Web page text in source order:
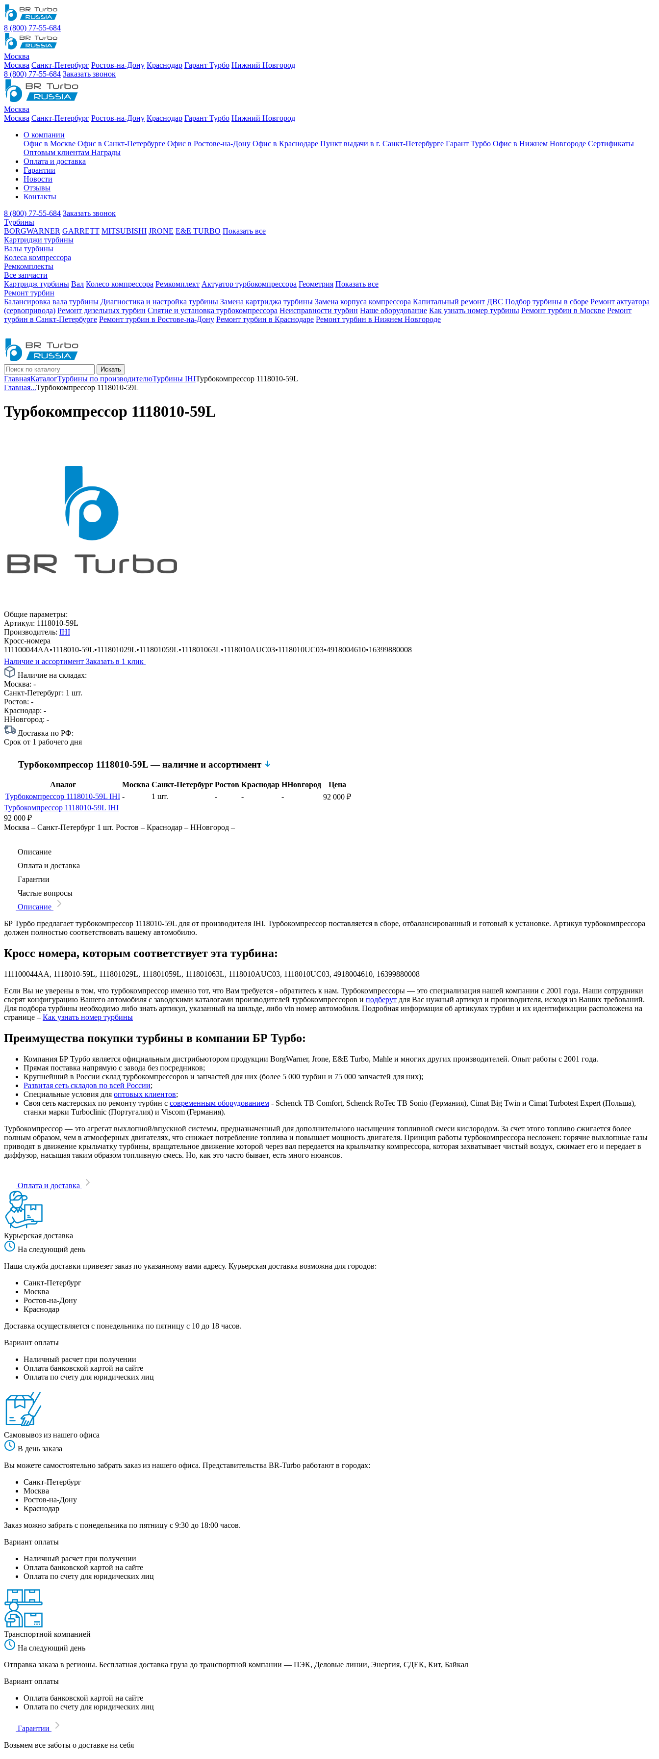
8 (800) 77-55-684
Москва
Москва Санкт-Петербург Ростов-на-Дону Краснодар Гарант Турбо Нижний Новгород
8 (800) 77-55-684 Заказать звонок
Москва
Москва Санкт-Петербург Ростов-на-Дону Краснодар Гарант Турбо Нижний Новгород
О компании
Офис в Москве Офис в Санкт-Петербурге Офис в Ростове-на-Дону Офис в Краснодаре Пункт выдачи в г. Санкт-Петербурге Гарант Турбо Офис в Нижнем Новгороде Сертификаты
Оптовым клиентам Награды
Оплата и доставка
Гарантии
Новости
Отзывы
Контакты
8 (800) 77-55-684 Заказать звонок
Турбины
BORGWARNER GARRETT MITSUBISHI JRONE E&E TURBO Показать все
Картриджи турбины
Валы турбины
Колеса компрессора
Ремкомплекты
Все запчасти
Картридж турбины Вал Колесо компрессора Ремкомплект Актуатор турбокомпрессора Геометрия Показать все
Ремонт турбин
Балансировка вала турбины Диагностика и настройка турбины Замена картриджа турбины Замена корпуса компрессора Капитальный ремонт ДВС Подбор турбины в сборе Ремонт актуатора
(сервопривода) Ремонт дизельных турбин Снятие и установка турбокомпрессора Неисправности турбин Наше оборудование Как узнать номер турбины Ремонт турбин в Москве Ремонт
турбин в Санкт-Петербурге Ремонт турбин в Ростове-на-Дону Ремонт турбин в Краснодаре Ремонт турбин в Нижнем Новгороде
Искать
ГлавнаяКаталогТурбины по производителюТурбины IHIТурбокомпрессор 1118010-59L
Главная...Турбокомпрессор 1118010-59L
Турбокомпрессор 1118010-59L
Общие параметры:
Артикул: 1118010-59L
Производитель: IHI
Кросс-номера
111100044AA•1118010-59L•111801029L•111801059L•111801063L•1118010AUC03•1118010UC03•4918004610•16399880008
Наличие и ассортимент Заказать в 1 клик
Наличие на складах:
Москва: -
Санкт-Петербург: 1 шт.
Ростов: -
Краснодар: -
ННовгород: -
Доставка по РФ:
Срок от 1 рабочего дня
Турбокомпрессор 1118010-59L — наличие и ассортимент
Аналог Москва Санкт-Петербург Ростов Краснодар ННовгород
Цена
Турбокомпрессор 1118010-59L IHI - 1 шт. - - - 92 000 ₽
Турбокомпрессор 1118010-59L IHI
92 000 ₽
Москва – Санкт-Петербург 1 шт. Ростов – Краснодар – ННовгород –
Описание
Оплата и доставка
Гарантии
Частые вопросы
Описание
БР Турбо предлагает турбокомпрессор 1118010-59L для от производителя IHI. Турбокомпрессор поставляется в сборе, отбалансированный и готовый к установке. Артикул турбокомпрессора
должен полностью соответствовать вашему автомобилю.
Кросс номера, которым соответствует эта турбина:
111100044AA, 1118010-59L, 111801029L, 111801059L, 111801063L, 1118010AUC03, 1118010UC03, 4918004610, 16399880008
Если Вы не уверены в том, что турбокомпрессор именно тот, что Вам требуется - обратитесь к нам. Турбокомпрессоры — это специализация нашей компании с 2001 года. Наши сотрудники
сверят конфигурацию Вашего автомобиля с заводскими каталогами производителей турбокомпрессоров и подберут для Вас нужный артикул и производителя, исходя из Ваших требований.
Для подбора турбины необходимо либо знать артикул, указанный на шильде, либо vin номер автомобиля. Подробная информация об артикулах турбин и их идентификации расположена на
странице – Как узнать номер турбины
Преимущества покупки турбины в компании БР Турбо:
Компания БР Турбо является официальным дистрибьютором продукции BorgWarner, Jrone, E&E Turbo, Mahle и многих других производителей. Опыт работы с 2001 года.
Прямая поставка напрямую с завода без посредников;
Крупнейший в России склад турбокомпрессоров и запчастей для них (более 5 000 турбин и 75 000 запчастей для них);
Развитая сеть складов по всей России;
Специальные условия для оптовых клиентов;
Своя сеть мастерских по ремонту турбин с современным оборудованием - Schenck TB Comfort, Schenck RoTec TB Sonio (Германия), Cimat Big Twin и Cimat Turbotest Expert (Польша),
станки марки Turboclinic (Португалия) и Viscom (Германия).
Турбокомпрессор — это агрегат выхлопной/впускной системы, предназначенный для дополнительного насыщения топливной смеси кислородом. За счет этого топливо сжигается более
полным образом, чем в атмосферных двигателях, что снижает потребление топлива и повышает мощность двигателя. Принцип работы турбокомпрессора несложен: горячие выхлопные газы
приводят в движение крыльчатку турбины, вращательное движение которой через вал передается на крыльчатку компрессора, которая захватывает чистый воздух, сжимает его и передает в
диффузор, насыщая таким образом топливную смесь. Но, как это часто бывает, есть много нюансов.
Оплата и доставка
Курьерская доставка
На следующий день
Наша служба доставки привезет заказ по указанному вами адресу. Курьерская доставка возможна для городов:
Санкт-Петербург
Москва
Ростов-на-Дону
Краснодар
Доставка осуществляется с понедельника по пятницу с 10 до 18 часов.
Вариант оплаты
Наличный расчет при получении
Оплата банковской картой на сайте
Оплата по счету для юридических лиц
Самовывоз из нашего офиса
В день заказа
Вы можете самостоятельно забрать заказ из нашего офиса. Представительства BR-Turbo работают в городах:
Санкт-Петербург
Москва
Ростов-на-Дону
Краснодар
Заказ можно забрать с понедельника по пятницу с 9:30 до 18:00 часов.
Вариант оплаты
Наличный расчет при получении
Оплата банковской картой на сайте
Оплата по счету для юридических лиц
Транспортной компанией
На следующий день
Отправка заказа в регионы. Бесплатная доставка груза до транспортной компании — ПЭК, Деловые линии, Энергия, СДЕК, Кит, Байкал
Вариант оплаты
Оплата банковской картой на сайте
Оплата по счету для юридических лиц
Гарантии
Возьмем все заботы о доставке на себя